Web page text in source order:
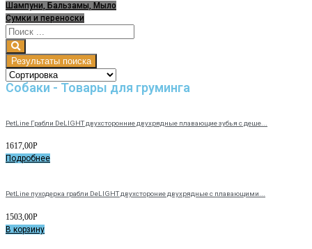
Шампуни, Бальзамы, Мыло
Сумки и переноски
Результаты поиска
Собаки - Товары для груминга
PetLine Грабли DeLIGHT двухсторонние двухрядные плавающие зубья с деше...
1617,00Р
Подробнее
PetLine пуходерка грабли DeLIGHT двухстороние двухрядные с плавающими...
1503,00Р
В корзину